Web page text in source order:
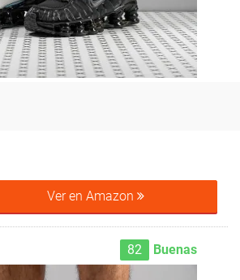
Ver en Amazon
82 Buenas